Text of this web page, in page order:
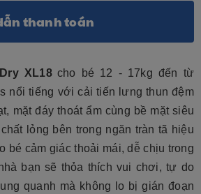
thanh toán
XL18 cho bé 12 - 17kg đến từ
nổi tiếng với cải tiến lưng thun đệm
mặt đáy thoát ẩm cùng bề mặt siêu
lỏng bên trong ngăn tràn tã hiệu
bé cảm giác thoải mái, dễ chịu trong
bạn sẽ thỏa thích vui chơi, tự do
quanh mà không lo bị gián đoạn